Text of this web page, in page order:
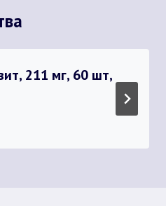
211 мг, 60 шт,